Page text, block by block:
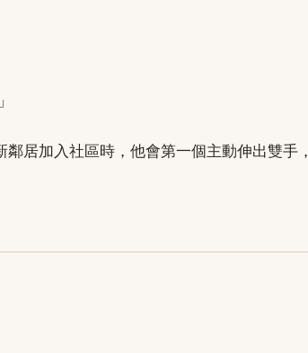
居加入社區時，他會第一個主動伸出雙手，